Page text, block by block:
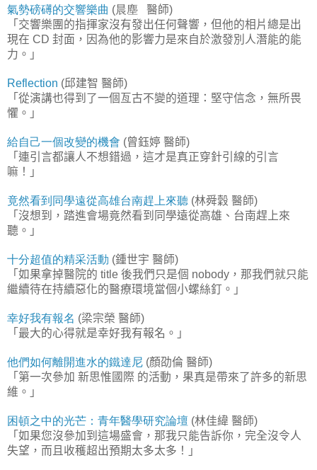
氣勢磅礡的交響樂曲 (晨塵 醫師)
「交響樂團的指揮家沒有發出任何聲響，但他的相片總是出
現在 CD 封面，因為他的影響力是來自於激發別人潛能的能
力。」
Reflection (邱建智 醫師)
「從演講也得到了一個亙古不變的道理：堅守信念，無所畏
懼。」
給自己一個改變的機會 (曾鈺婷 醫師)
「連引言都讓人不想錯過，這才是真正穿針引線的引言
嘛！」
竟然看到同學遠從高雄台南趕上來聽 (林舜穀 醫師)
「沒想到，踏進會場竟然看到同學遠從高雄、台南趕上來
聽。」
十分超值的精采活動 (鍾世宇 醫師)
「如果拿掉醫院的 title 後我們只是個 nobody ，那我們就只能
繼續待在持續惡化的醫療環境當個小螺絲釘。」
幸好我有報名 (梁宗榮 醫師)
「最大的心得就是幸好我有報名。」
他們如何離開進水的鐵達尼 (顏劭倫 醫師)
「第一次參加 新思惟國際 的活動，果真是帶來了許多的新思
維。」
困頓之中的光芒：青年醫學研究論壇 (林佳緯醫師)
「如果您沒參加到這場盛會，那我只能告訴你，完全沒令人
失望，而且收穫超出預期太多太多！」